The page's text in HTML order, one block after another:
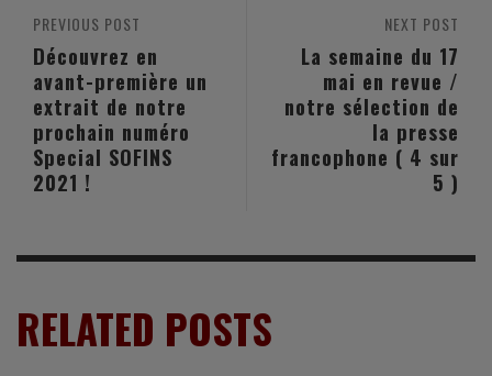
NEXT POST
La semaine du 17
mai en revue /
notre sélection de
la presse
francophone ( 4 sur
5 )
PREVIOUS POST
Découvrez en
avant-première un
extrait de notre
prochain numéro
Special SOFINS
2021 !
RELATED POSTS